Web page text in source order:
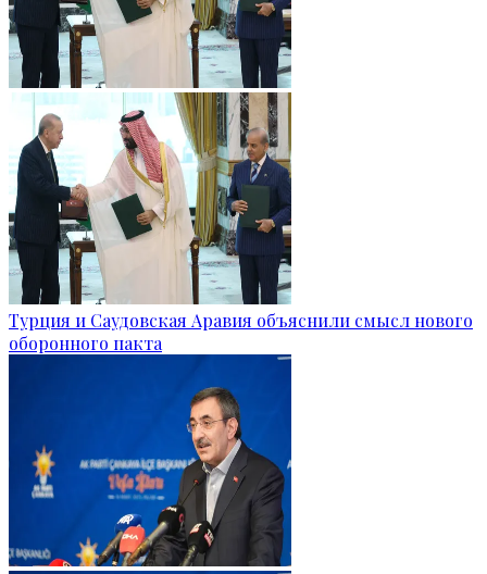
Турция и Саудовская Аравия объяснили смысл нового
оборонного пакта